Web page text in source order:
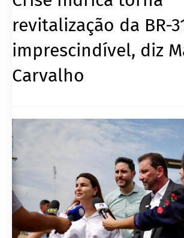
revitalização da BR-
imprescindível, diz
Carvalho